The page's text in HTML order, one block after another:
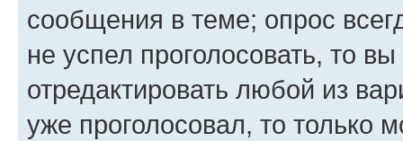
сообщения в теме; опрос
не успел проголосовать, то
отредактировать любой из
уже проголосовал, то только